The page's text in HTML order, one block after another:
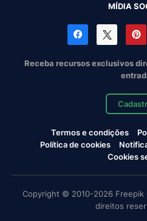
MÍDIA
Receba recursos exclusivos
Termos e condições
Política de cookies
Cookies
Copyright © 2010-2026 Freepik
direitos